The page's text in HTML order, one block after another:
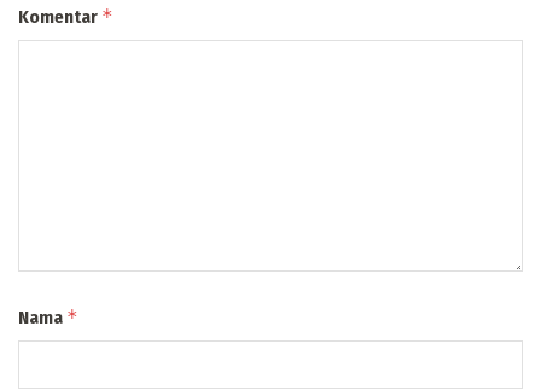
Komentar *
Nama *